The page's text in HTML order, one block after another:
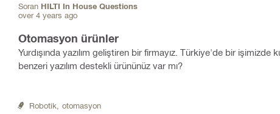
Soran HILTI In House Questions
over 4 years ago
Otomasyon ürünler
Yurdışında yazılım geliştiren bir firmayız. Türkiye'de bir işimizde
benzeri yazılım destekli ürününüz var mı?
Robotik, otomasyon